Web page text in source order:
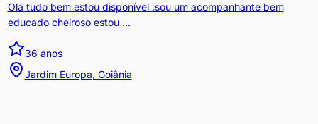
Olá tudo bem estou disponível .sou um acompanhante bem
educado cheiroso estou ...
36 anos
Jardim Europa, Goiânia